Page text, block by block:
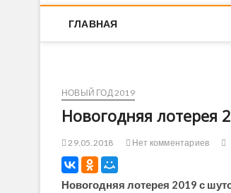
ГЛАВНАЯ
НОВЫЙ ГОД 2019
Новогодняя
29.05.2018 Нет комментариев
Новогодняя лотерея 2019 с